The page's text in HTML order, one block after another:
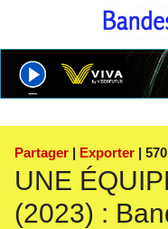
Partager | Exporter |
UNE
(2023) :